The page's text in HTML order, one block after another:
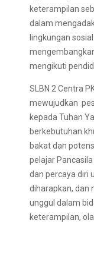
keterampilan
dalam
lingkungan
mengikuti
SLBN 2 Centra
mewujudkan
kepada Tuhan
berkebutuhan
bakat dan
pelajar
dan percaya diri
diharapkan, dan
unggul dalam
keterampilan,